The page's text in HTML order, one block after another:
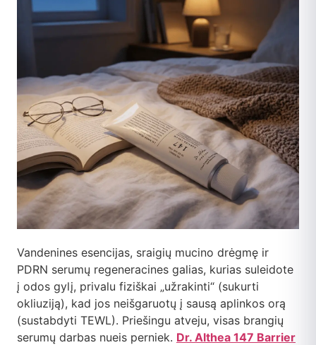
Vandenines esencijas, sraigių mucino drėgmę ir
PDRN serumų regeneracines galias, kurias suleidote
į odos gylį, privalu fiziškai „užrakinti“ (sukurti
okliuziją), kad jos neišgaruotų į sausą aplinkos orą
(sustabdyti TEWL). Priešingu atveju, visas brangių
serumų darbas nueis perniek. Dr. Althea 147 Barrier